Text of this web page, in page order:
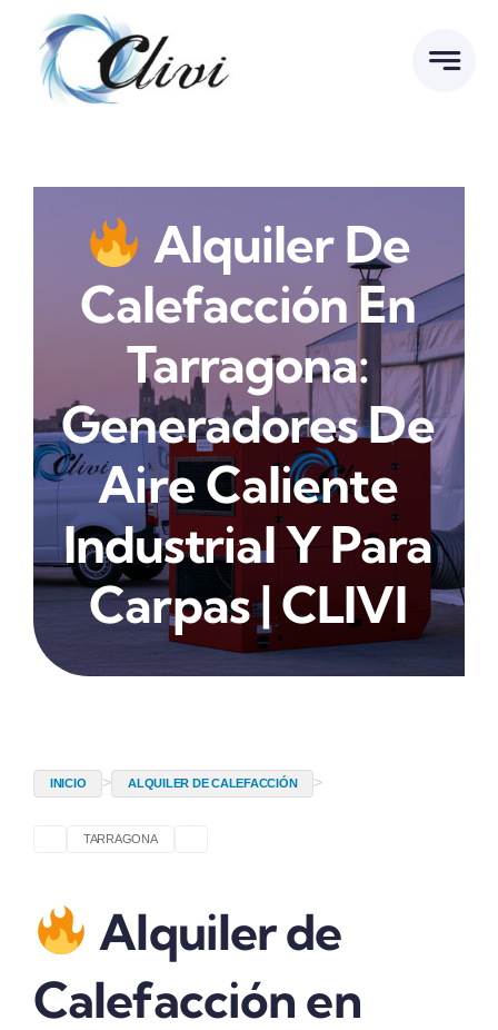
contenido
Alquiler De
Calefacción En
Tarragona:
Generadores De
Aire Caliente
Industrial Y Para
Carpas | CLIVI
INICIO > ALQUILER DE CALEFACCIÓN >
TARRAGONA
Alquiler de
Calefacción en